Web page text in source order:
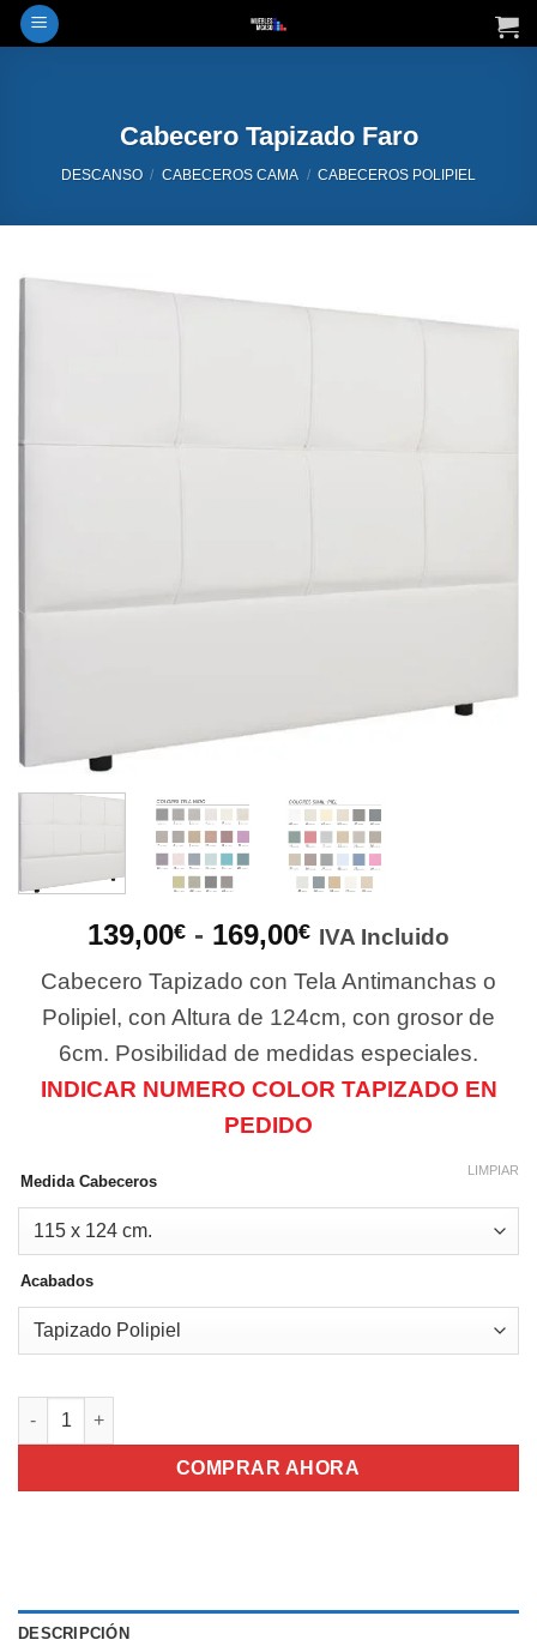
Saltar
al
Cabecero Tapizado Faro
DESCANSO / CABECEROS CAMA / CABECEROS POLIPIEL
139,00€ - 169,00€Rango
precios:
desde
139,00€
hasta
169,00€
IVA Incluido
Cabecero Tapizado con Tela Antimanchas o
Polipiel, con Altura de 124cm, con grosor de
6cm. Posibilidad de medidas especiales.
INDICAR NUMERO COLOR TAPIZADO EN
PEDIDO
Medida Cabeceros
Acabados
LIMPIAR
Cabecero Tapizado Faro cantidad
COMPRAR AHORA
DESCRIPCIÓN